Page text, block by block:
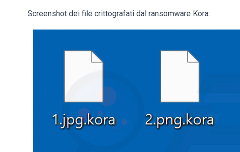
Screenshot dei file crittografati dal ransomware Kora: